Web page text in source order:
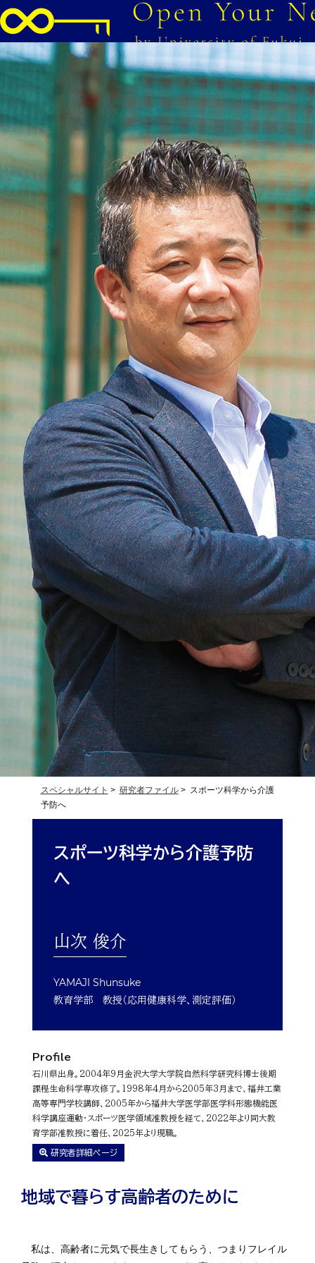
スペシャルサイト > 研究者ファイル> スポーツ科学から介護
予防へ
スポーツ科学から介護予防
へ
山次 俊介
YAMAJI Shunsuke
教育学部 教授（応用健康科学、測定評価）
Profile
石川県出身。2004年9月金沢大学大学院自然科学研究科博士後期
課程生命科学専攻修了。1998年4月から2005年3月まで、福井工業
高等専門学校講師、2005年から福井大学医学部医学科形態機能医
科学講座運動・スポーツ医学領域准教授を経て、2022年より同大教
育学部准教授に着任、2025年より現職。
研究者詳細ページ
地域で暮らす高齢者のために
私は、高齢者に元気で長生きしてもらう、つまりフレイル